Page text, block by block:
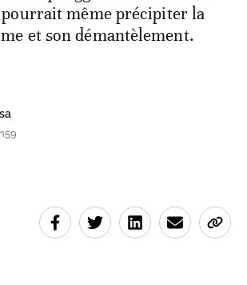
même précipiter la
et son démantèlement.